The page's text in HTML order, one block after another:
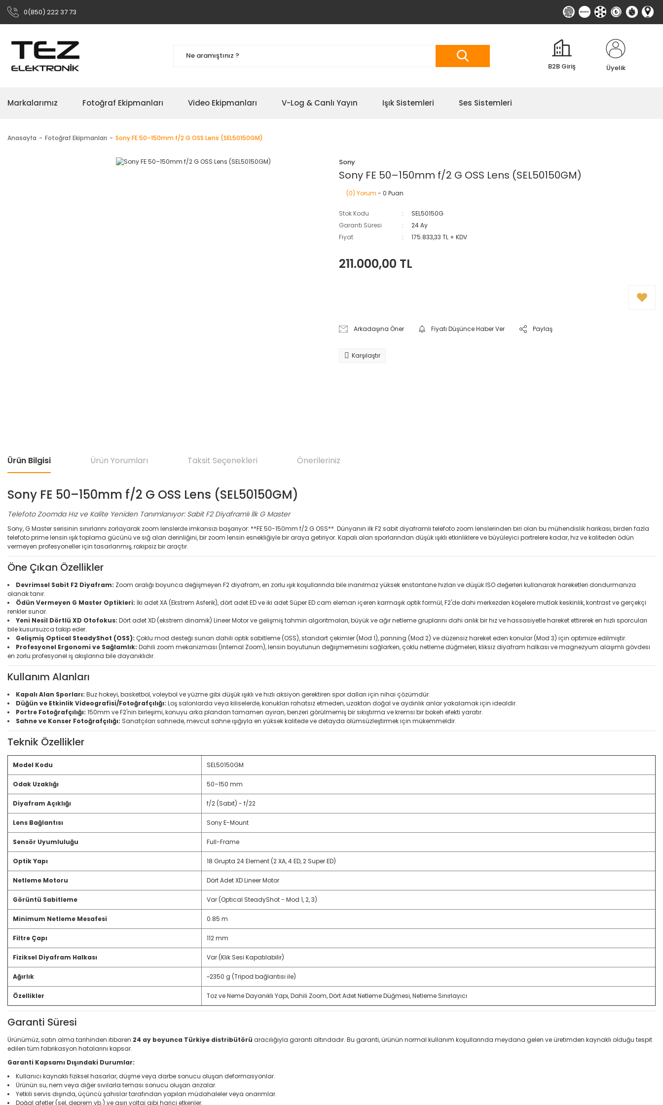
0(850) 222 37 73
B2B Giriş Üyelik
Markalarımız Fotoğraf Ekipmanları Video Ekipmanları V-Log & Canlı Yayın Işık Sistemleri Ses Sistemleri
Anasayfa Fotoğraf Ekipmanları Sony FE 50–150mm f/2 G OSS Lens (SEL50150GM)
Sony
Sony FE 50–150mm f/2 G OSS Lens (SEL50150GM)
(0) Yorum - 0 Puan
Stok Kodu
SEL50150G
Garanti Süresi
24 Ay
Fiyat
175.833,33 TL + KDV
211.000,00 TL
Arkadaşına Öner Fiyatı Düşünce Haber Ver Paylaş
Karşılaştır
Ürün Bilgisi Ürün Yorumları Taksit Seçenekleri Önerileriniz
Sony FE 50–150mm f/2 G OSS Lens (SEL50150GM)
Telefoto Zoomda Hız ve Kalite Yeniden Tanımlanıyor: Sabit F2 Diyaframlı İlk G Master
Sony, G Master serisinin sınırlarını zorlayarak zoom lenslerde imkansızı başarıyor: **FE 50-150mm f/2 G OSS**. Dünyanın ilk F2 sabit diyaframlı telefoto zoom lenslerinden biri olan bu mühendislik harikası, birden fazla
telefoto prime lensin ışık toplama gücünü ve sığ alan derinliğini, bir zoom lensin esnekliğiyle bir araya getiriyor. Kapalı alan sporlarından düşük ışıklı etkinliklere ve büyüleyici portrelere kadar, hız ve kaliteden ödün
vermeyen profesyoneller için tasarlanmış, rakipsiz bir araçtır.
Öne Çıkan Özellikler
Devrimsel Sabit F2 Diyafram: Zoom aralığı boyunca değişmeyen F2 diyafram, en zorlu ışık koşullarında bile inanılmaz yüksek enstantane hızları ve düşük ISO değerleri kullanarak hareketleri dondurmanıza
olanak tanır.
Ödün Vermeyen G Master Optikleri: İki adet XA (Ekstrem Asferik), dört adet ED ve iki adet Süper ED cam eleman içeren karmaşık optik formül, F2'de dahi merkezden köşelere mutlak keskinlik, kontrast ve gerçekçi
renkler sunar.
Yeni Nesil Dörtlü XD Otofokus: Dört adet XD (ekstrem dinamik) Lineer Motor ve gelişmiş tahmin algoritmaları, büyük ve ağır netleme gruplarını dahi anlık bir hız ve hassasiyetle hareket ettirerek en hızlı sporcuları
bile kusursuzca takip eder.
Gelişmiş Optical SteadyShot (OSS): Çoklu mod desteği sunan dahili optik sabitleme (OSS), standart çekimler (Mod 1), panning (Mod 2) ve düzensiz hareket eden konular (Mod 3) için optimize edilmiştir.
Profesyonel Ergonomi ve Sağlamlık: Dahili zoom mekanizması (Internal Zoom), lensin boyutunun değişmemesini sağlarken, çoklu netleme düğmeleri, kliksiz diyafram halkası ve magnezyum alaşımlı gövdesi
en zorlu profesyonel iş akışlarına bile dayanıklıdır.
Kullanım Alanları
Kapalı Alan Sporları: Buz hokeyi, basketbol, voleybol ve yüzme gibi düşük ışıklı ve hızlı aksiyon gerektiren spor dalları için nihai çözümdür.
Düğün ve Etkinlik Videografisi/Fotoğrafçılığı: Loş salonlarda veya kiliselerde, konukları rahatsız etmeden, uzaktan doğal ve aydınlık anlar yakalamak için idealdir.
Portre Fotoğrafçılığı: 150mm ve F2'nin birleşimi, konuyu arka plandan tamamen ayıran, benzeri görülmemiş bir sıkıştırma ve kremsi bir bokeh efekti yaratır.
Sahne ve Konser Fotoğrafçılığı: Sanatçıları sahnede, mevcut sahne ışığıyla en yüksek kalitede ve detayda ölümsüzleştirmek için mükemmeldir.
Teknik Özellikler
Model Kodu SEL50150GM
Odak Uzaklığı 50–150 mm
Diyafram Açıklığı f/2 (Sabit) - f/22
Lens Bağlantısı Sony E-Mount
Sensör Uyumluluğu Full-Frame
Optik Yapı 18 Grupta 24 Element (2 XA, 4 ED, 2 Super ED)
Netleme Motoru Dört Adet XD Lineer Motor
Görüntü Sabitleme Var (Optical SteadyShot - Mod 1, 2, 3)
Minimum Netleme Mesafesi 0.85 m
Filtre Çapı 112 mm
Fiziksel Diyafram Halkası Var (Klik Sesi Kapatılabilir)
Ağırlık ~2350 g (Tripod bağlantısı ile)
Özellikler Toz ve Neme Dayanıklı Yapı, Dahili Zoom, Dört Adet Netleme Düğmesi, Netleme Sınırlayıcı
Garanti Süresi
Ürünümüz, satın alma tarihinden itibaren 24 ay boyunca Türkiye distribütörü aracılığıyla garanti altındadır. Bu garanti, ürünün normal kullanım koşullarında meydana gelen ve üretimden kaynaklı olduğu tespit
edilen tüm fabrikasyon hatalarını kapsar.
Garanti Kapsamı Dışındaki Durumlar:
Kullanıcı kaynaklı fiziksel hasarlar, düşme veya darbe sonucu oluşan deformasyonlar.
Ürünün su, nem veya diğer sıvılarla teması sonucu oluşan arızalar.
Yetkili servis dışında, üçüncü şahıslar tarafından yapılan müdahaleler veya onarımlar.
Doğal afetler (sel, deprem vb.) ve aşırı voltaj gibi harici etkenler.